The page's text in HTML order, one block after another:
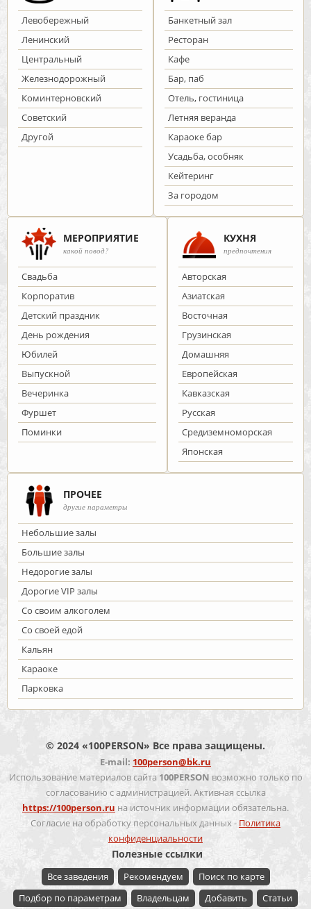
Левобережный
Ленинский
Центральный
Железнодорожный
Коминтерновский
Советский
Другой
Банкетный зал
Ресторан
Кафе
Бар, паб
Отель, гостиница
Летняя веранда
Караоке бар
Усадьба, особняк
Кейтеринг
За городом
МЕРОПРИЯТИЕ
какой повод?
Cвадьба
Корпоратив
Детский праздник
День рождения
Юбилей
Выпускной
Вечеринка
Фуршет
Поминки
КУХНЯ
предпочтения
Авторская
Азиатская
Восточная
Грузинская
Домашняя
Европейская
Кавказская
Русская
Средиземноморская
Японская
ПРОЧЕЕ
другие параметры
Небольшие залы
Большие залы
Недорогие залы
Дорогие VIP залы
Со своим алкоголем
Со своей едой
Кальян
Караоке
Парковка
© 2024 «100PERSON» Все права защищены.
E-mail: 100person@bk.ru
Использование материалов сайта 100PERSON возможно только по
согласованию с администрацией. Активная ссылка
https://100person.ru на источник информации обязательна.
Согласие на обработку персональных данных - Политика
конфиденциальности
Полезные ссылки
Все заведения Рекомендуем
Поиск по карте
Подбор по параметрам
Владельцам Добавить Статьи